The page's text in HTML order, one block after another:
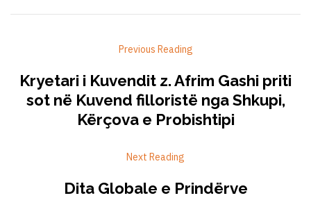
Previous Reading
Kryetari i Kuvendit z. Afrim Gashi priti
sot në Kuvend filloristë nga Shkupi,
Kërçova e Probishtipi
Next Reading
Dita Globale e Prindërve